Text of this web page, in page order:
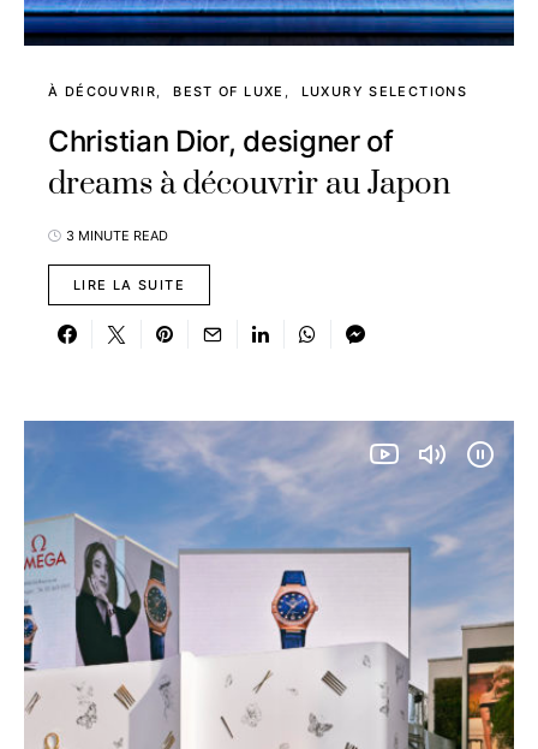
À DÉCOUVRIR BEST OF LUXE LUXURY SELECTIONS
Christian Dior, designer of
dreams à découvrir au Japon
3 MINUTE READ
LIRE LA SUITE